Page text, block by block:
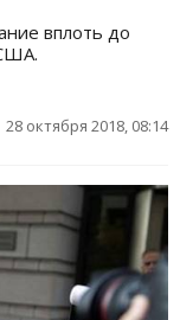
вплоть до
28 октября 2018, 08:14